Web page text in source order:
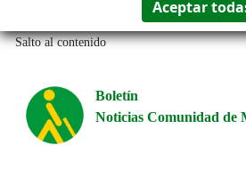
Salto al contenido
Boletín
Noticias Comunidad de